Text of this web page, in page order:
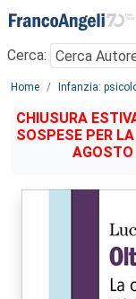
Menu
Cerca:
Main content
Home Infanzia:
CHIUSURA
SOSPESE PER
AGOSTO